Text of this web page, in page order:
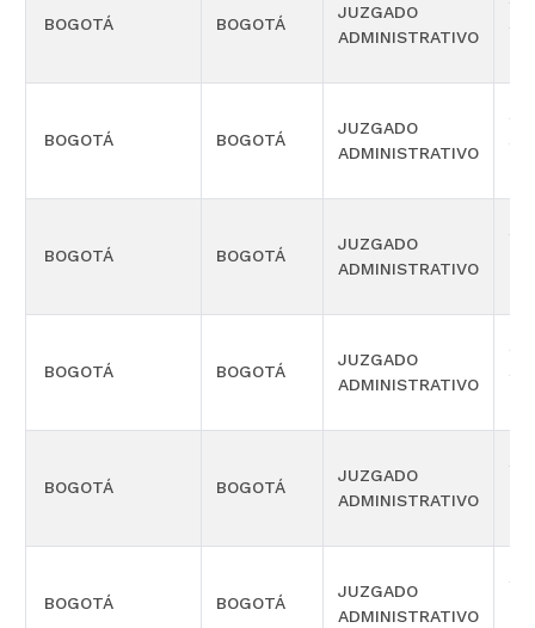
BOGOTÁ BOGOTÁ
JUZGADO
ADMINISTRATIVO
BOGOTÁ BOGOTÁ
JUZGADO
ADMINISTRATIVO
BOGOTÁ BOGOTÁ
JUZGADO
ADMINISTRATIVO
BOGOTÁ BOGOTÁ
JUZGADO
ADMINISTRATIVO
BOGOTÁ BOGOTÁ
JUZGADO
ADMINISTRATIVO
BOGOTÁ BOGOTÁ
JUZGADO
ADMINISTRATIVO